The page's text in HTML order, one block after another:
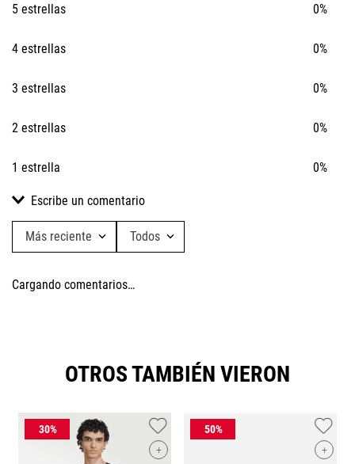
5 estrellas 0%
4 estrellas 0%
3 estrellas 0%
2 estrellas 0%
1 estrella 0%
Escribe un comentario
Califica el producto de 1 a 5 estrellas
★★★★
Más reciente Todos
Cargando comentarios…
OTROS TAMBIÉN VIERON
+ +